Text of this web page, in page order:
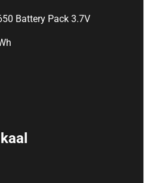
Battery Pack 3.7V